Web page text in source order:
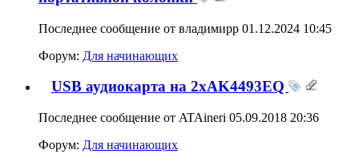
Последнее сообщение от владимирр 01.12.2024 10:45
Форум: Для начинающих
USB аудиокарта на 2xAK4493EQ
Последнее сообщение от ATAineri 05.09.2018 20:36
Форум: Для начинающих